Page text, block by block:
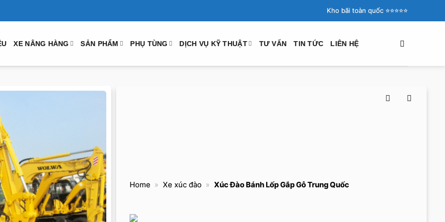
Kho bãi toàn quốc ⭐️⭐️⭐️⭐️⭐️
XE NÂNG HÀNG SẢN PHẨM PHỤ TÙNG DỊCH VỤ KỸ THUẬT TƯ VẤN TIN TỨC LIÊN HỆ
Home » Xe xúc đào » Xúc Đào Bánh Lốp Gắp Gỗ Trung Quốc